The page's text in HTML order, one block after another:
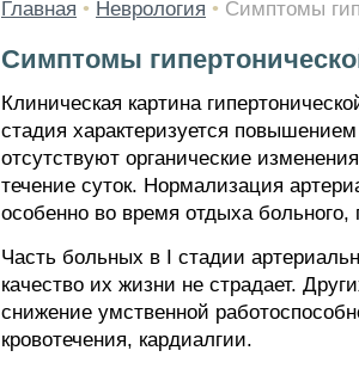
Главная • Неврология • Симптомы
Симптомы
Клиническая картина
стадия характеризуется
отсутствуют органические
течение суток. Нормализация
особенно во время отдыха больного,
Часть больных в I стадии
качество их жизни не страдает.
снижение умственной
кровотечения, кардиалгии.